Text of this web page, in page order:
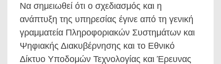
Να σημειωθεί ότι ο σχεδιασμός και η
ανάπτυξη της υπηρεσίας έγινε από τη γενική
γραμματεία Πληροφοριακών Συστημάτων και
Ψηφιακής Διακυβέρνησης και το Εθνικό
Δίκτυο Υποδομών Τεχνολογίας και Έρευνας